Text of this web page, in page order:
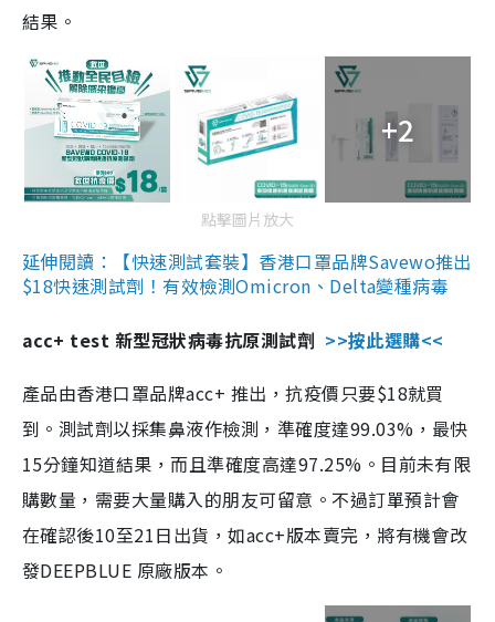
結果。
+2
點擊圖片放大
延伸閱讀：【快速測試套裝】香港口罩品牌Savewo推出
$18快速測試劑！有效檢測Omicron、Delta變種病毒
acc+ test 新型冠狀病毒抗原測試劑 >>按此選購<<
產品由香港口罩品牌acc+ 推出，抗疫價只要$18就買
到。測試劑以採集鼻液作檢測，準確度達99.03%，最快
15分鐘知道結果，而且準確度高達97.25%。目前未有限
購數量，需要大量購入的朋友可留意。不過訂單預計會
在確認後10至21日出貨，如acc+版本賣完，將有機會改
發DEEPBLUE 原廠版本。